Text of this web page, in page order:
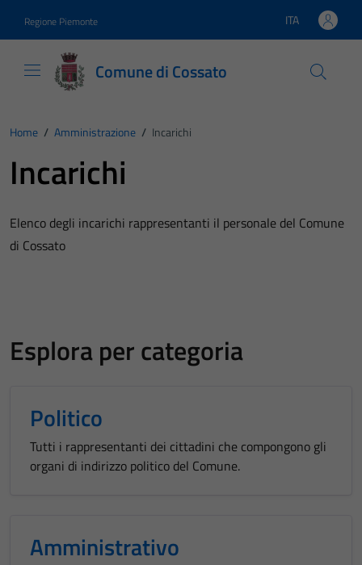
Regione Piemonte Lingua attiva:
ITA
Comune di Cossato
Home / Amministrazione / Incarichi
Incarichi
Elenco degli incarichi rappresentanti il personale del Comune
di Cossato
Esplora per categoria
Politico
Tutti i rappresentanti dei cittadini che compongono gli
organi di indirizzo politico del Comune.
Amministrativo